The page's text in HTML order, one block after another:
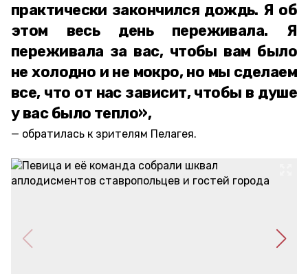
практически закончился дождь. Я об
этом весь день переживала. Я
переживала за вас, чтобы вам было
не холодно и не мокро, но мы сделаем
все, что от нас зависит, чтобы в душе
у вас было тепло»,
обратилась к зрителям Пелагея.